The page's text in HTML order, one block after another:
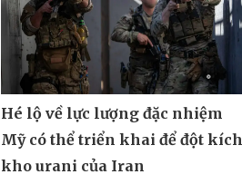
Hé lộ về lực lượng đặc nhiệm
Mỹ có thể triển khai để đột kích
kho urani của Iran